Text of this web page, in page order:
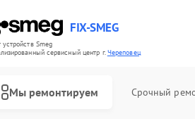
FIX-SMEG
Smeg
cервисный центр г.Череповец
Мы ремонтируем Срочный